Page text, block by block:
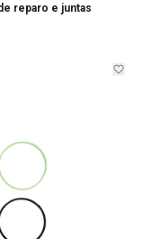
reparo e juntas